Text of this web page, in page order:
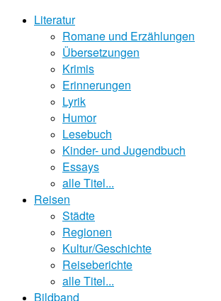
Literatur
Romane und Erzählungen
Übersetzungen
Krimis
Erinnerungen
Lyrik
Humor
Lesebuch
Kinder- und Jugendbuch
Essays
alle Titel...
Reisen
Städte
Regionen
Kultur/Geschichte
Reiseberichte
alle Titel...
Bildband